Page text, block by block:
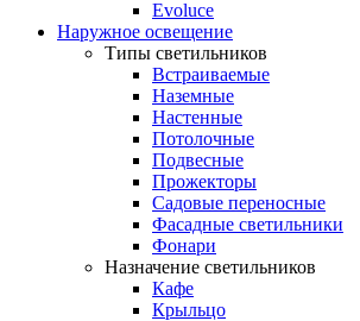
Evoluce
Наружное освещение
Типы светильников
Встраиваемые
Наземные
Настенные
Потолочные
Подвесные
Прожекторы
Садовые переносные
Фасадные светильники
Фонари
Назначение светильников
Кафе
Крыльцо